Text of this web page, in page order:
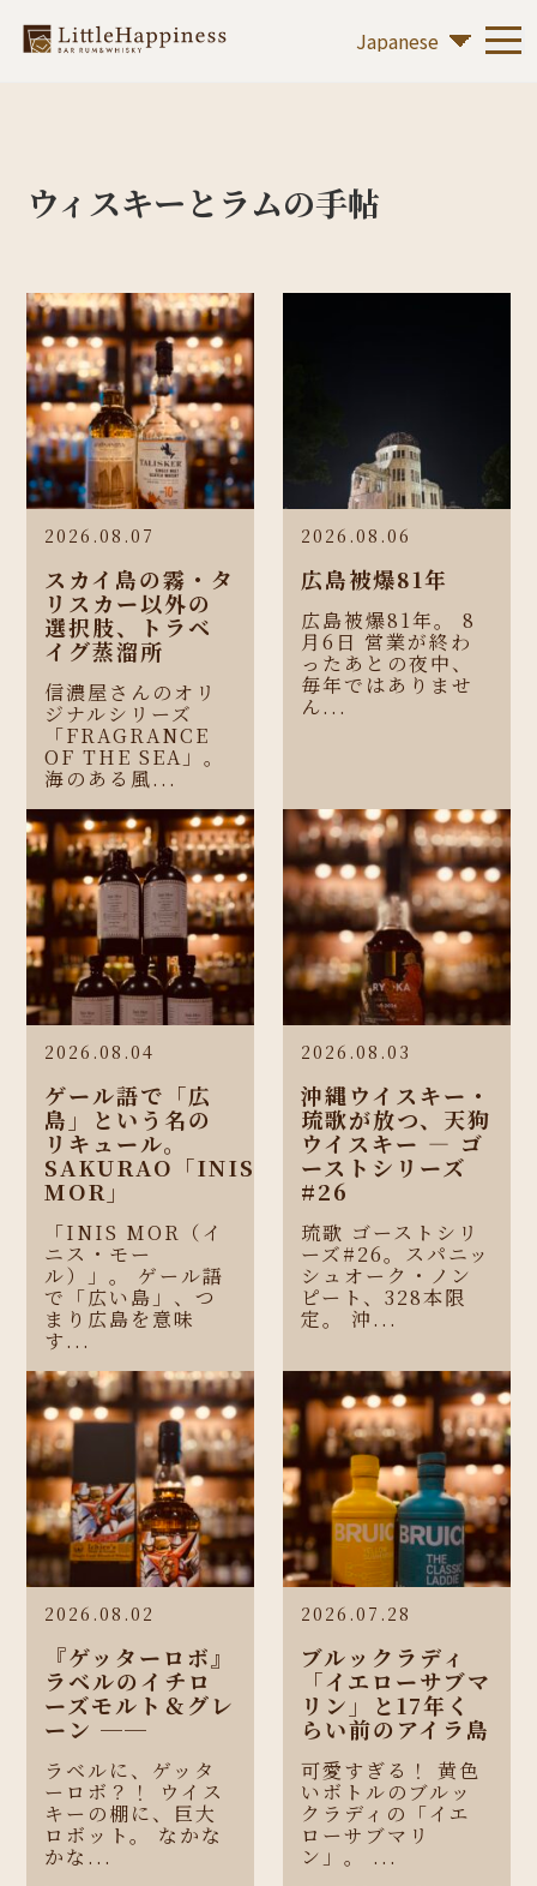
ウィスキーとラムの手帖
2026.08.07
スカイ島の霧・タ
リスカー以外の
選択肢、トラベ
イグ蒸溜所
信濃屋さんのオリ
ジナルシリーズ
「FRAGRANCE
OF THE SEA」。
海のある風...
2026.08.06
広島被爆81年
広島被爆81年。 8
月6日 営業が終わ
ったあとの夜中、
毎年ではありませ
ん...
2026.08.04
ゲール語で「広
島」という名の
リキュール。
SAKURAO「INIS
MOR」
「INIS MOR（イ
ニス・モー
ル）」。 ゲール語
で「広い島」、つ
まり広島を意味
す...
2026.08.03
沖縄ウイスキー・
琉歌が放つ、天狗
ウイスキー ― ゴ
ーストシリーズ
#26
琉歌 ゴーストシリ
ーズ#26。スパニッ
シュオーク・ノン
ピート、328本限
定。 沖...
2026.08.02
『ゲッターロボ』
ラベルのイチロ
ーズモルト＆グレ
ーン ──
ラベルに、ゲッタ
ーロボ？！ ウイス
キーの棚に、巨大
ロボット。 なかな
かな...
2026.07.28
ブルックラディ
「イエローサブマ
リン」と17年く
らい前のアイラ島
可愛すぎる！ 黄色
いボトルのブルッ
クラディの「イエ
ローサブマリ
ン」。 ...